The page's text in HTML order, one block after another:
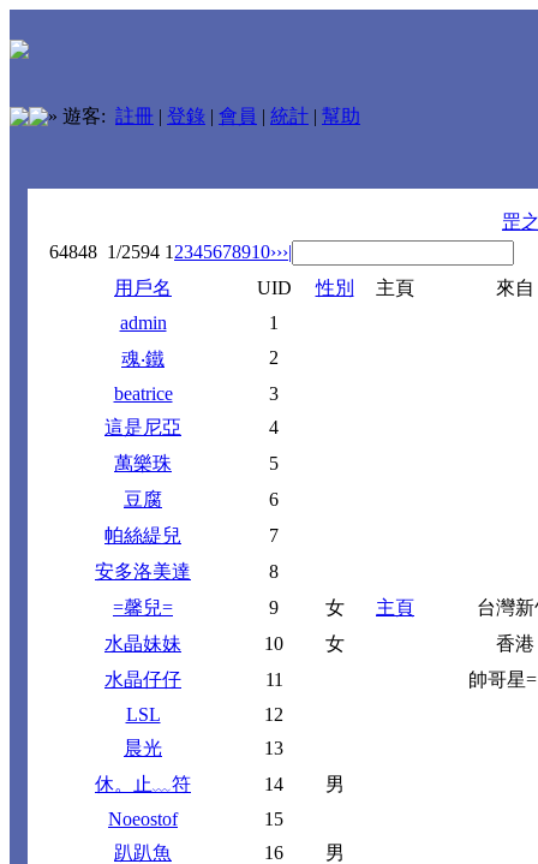
» 遊客: 註冊 | 登錄 | 會員 | 統計 | 幫助
罡
64848 1/2594 1 2345678910›››|
用戶名
UID 性別 主頁
來自
admin
1
魂‧鐵
2
beatrice
3
這是尼亞
4
萬樂珠
5
豆腐
6
帕絲緹兒
7
安多洛美達
8
=馨兒=
9 女 主頁
台灣
水晶妹妹
10 女
香港
水晶仔仔
11
帥哥星
LSL
12
晨光
13
休。止﹏符
14
男
Noeostof
15
趴趴魚
16
男